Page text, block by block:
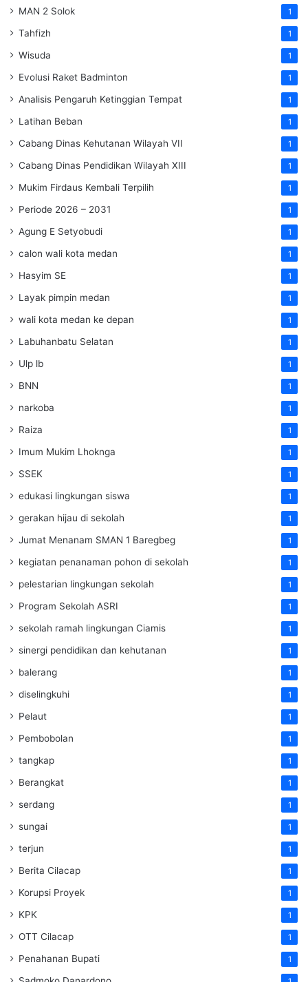
MAN 2 Solok 1
Tahfizh 1
Wisuda 1
Evolusi Raket Badminton 1
Analisis Pengaruh Ketinggian Tempat 1
Latihan Beban 1
Cabang Dinas Kehutanan Wilayah VII 1
Cabang Dinas Pendidikan Wilayah XIII 1
Mukim Firdaus Kembali Terpilih 1
Periode 2026 – 2031 1
Agung E Setyobudi 1
calon wali kota medan 1
Hasyim SE 1
Layak pimpin medan 1
wali kota medan ke depan 1
Labuhanbatu Selatan 1
Ulp lb 1
BNN 1
narkoba 1
Raiza 1
Imum Mukim Lhoknga 1
SSEK 1
edukasi lingkungan siswa 1
gerakan hijau di sekolah 1
Jumat Menanam SMAN 1 Baregbeg 1
kegiatan penanaman pohon di sekolah 1
pelestarian lingkungan sekolah 1
Program Sekolah ASRI 1
sekolah ramah lingkungan Ciamis 1
sinergi pendidikan dan kehutanan 1
balerang 1
diselingkuhi 1
Pelaut 1
Pembobolan 1
tangkap 1
Berangkat 1
serdang 1
sungai 1
terjun 1
Berita Cilacap 1
Korupsi Proyek 1
KPK 1
OTT Cilacap 1
Penahanan Bupati 1